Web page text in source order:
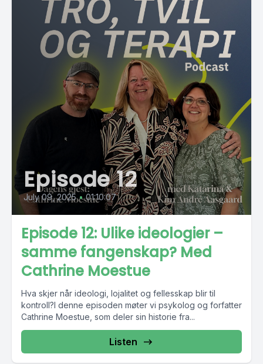
Episode 12
July 09, 2025 • 01:10:07
Episode 12: Ulike ideologier –
samme fangenskap? Med
Cathrine Moestue
Hva skjer når ideologi, lojalitet og fellesskap blir til
kontroll?I denne episoden møter vi psykolog og forfatter
Cathrine Moestue, som deler sin historie fra...
Listen